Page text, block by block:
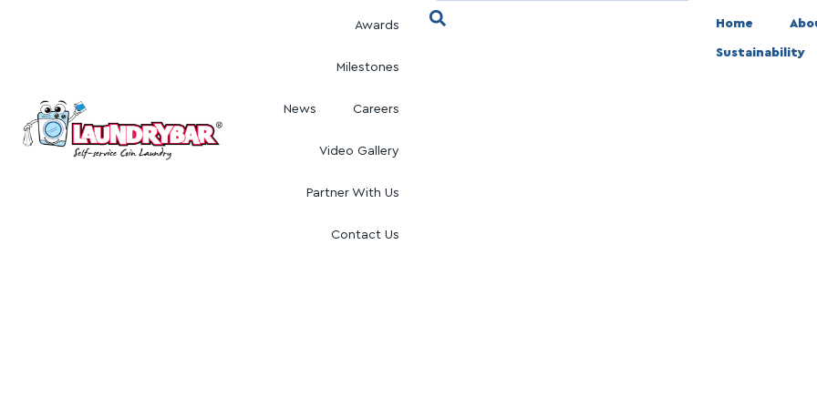
Awards
Milestones
News Careers
Video Gallery
Partner With Us
Contact Us
Home
Sustainability